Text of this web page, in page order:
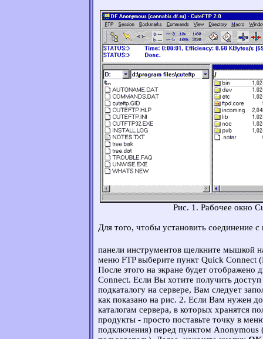
Рис. 1. Рабочее окно
Для того, чтобы установить соединение
панели инструментов щелкните мышкой
меню FTP выберите пункт Quick Connect
После этого на экране будет отображено
Connect. Если Вы хотите получить
подкаталогу на сервере, Вам следует
как показано на рис. 2. Если Вам нужен
каталогам сервера, в которых хранятся
продукты - просто поставьте точку в
подключения) перед пунктом